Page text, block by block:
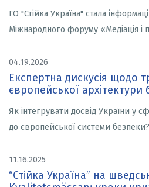
ГО "Стійка Україна" стала
Міжнародного форуму «Медіація і
04.19.2026
Експертна дискусія щодо
європейської архітектури
Як інтегрувати досвід України у
до європейської системи безпеки?
11.16.2025
“Стійка Україна” на